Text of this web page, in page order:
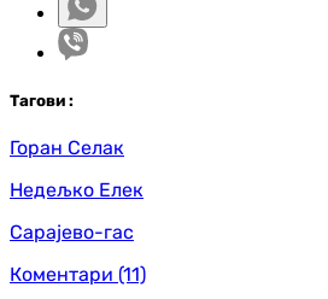
Тагови :
Горан Селак
Недељко Елек
Сарајево-гас
Коментари (11)